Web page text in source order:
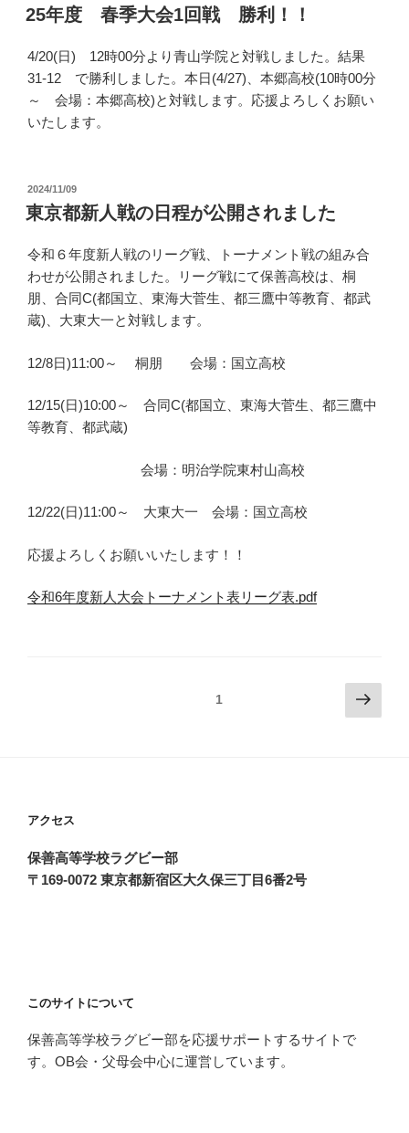
稿
日:
25年度 春季大会1回戦 勝利！！
4/20(日) 12時00分より青山学院と対戦しました。結果
31-12 で勝利しました。本日(4/27)、本郷高校(10時00分
～ 会場：本郷高校)と対戦します。応援よろしくお願い
いたします。
投
稿
日:
2024/11/09
東京都新人戦の日程が公開されました
令和６年度新人戦のリーグ戦、トーナメント戦の組み合
わせが公開されました。リーグ戦にて保善高校は、桐
朋、合同C(都国立、東海大菅生、都三鷹中等教育、都武
蔵)、大東大一と対戦します。
12/8日)11:00～ 桐朋 会場：国立高校
12/15(日)10:00～ 合同C(都国立、東海大菅生、都三鷹中
等教育、都武蔵)
会場：明治学院東村山高校
12/22(日)11:00～ 大東大一 会場：国立高校
応援よろしくお願いいたします！！
令和6年度新人大会トーナメント表リーグ表.pdf
ジ
送
り
1
次
の
アクセス
保善高等学校ラグビー部
〒169-0072 東京都新宿区大久保三丁目6番2号
このサイトについて
保善高等学校ラグビー部を応援サポートするサイトで
す。OB会・父母会中心に運営しています。